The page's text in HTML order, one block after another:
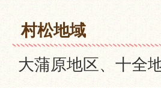
村松地域
大蒲原地区、十全